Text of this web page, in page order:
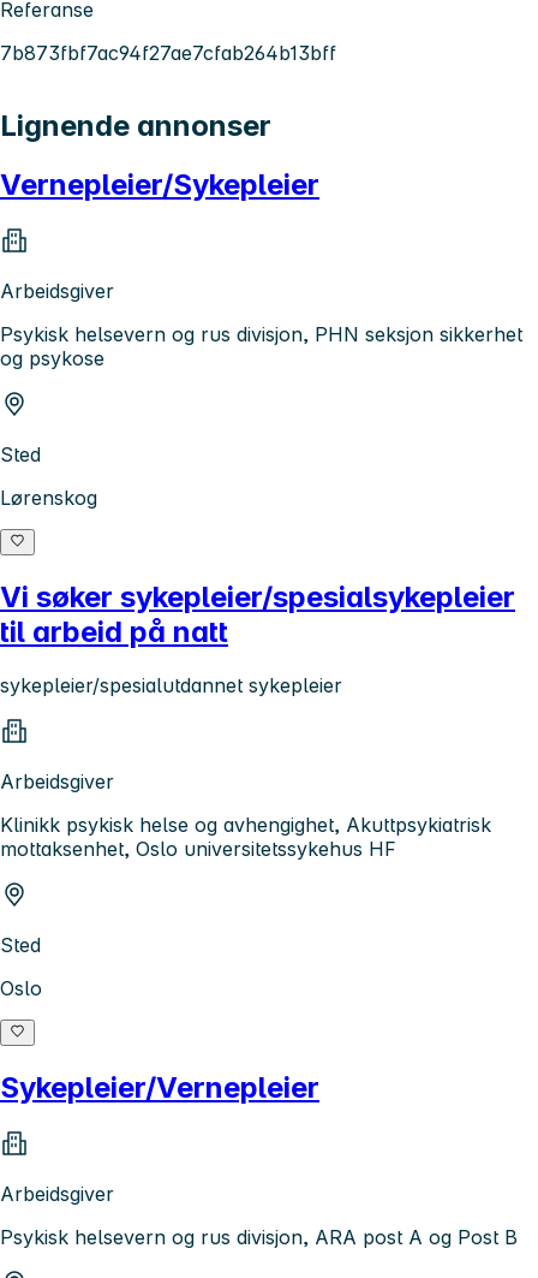
Referanse
7b873fbf7ac94f27ae7cfab264b13bff
Lignende annonser
Vernepleier/Sykepleier
Arbeidsgiver
Psykisk helsevern og rus divisjon, PHN seksjon sikkerhet
og psykose
Sted
Lørenskog
Vi søker sykepleier/spesialsykepleier
til arbeid på natt
sykepleier/spesialutdannet sykepleier
Arbeidsgiver
Klinikk psykisk helse og avhengighet, Akuttpsykiatrisk
mottaksenhet, Oslo universitetssykehus HF
Sted
Oslo
Sykepleier/Vernepleier
Arbeidsgiver
Psykisk helsevern og rus divisjon, ARA post A og Post B